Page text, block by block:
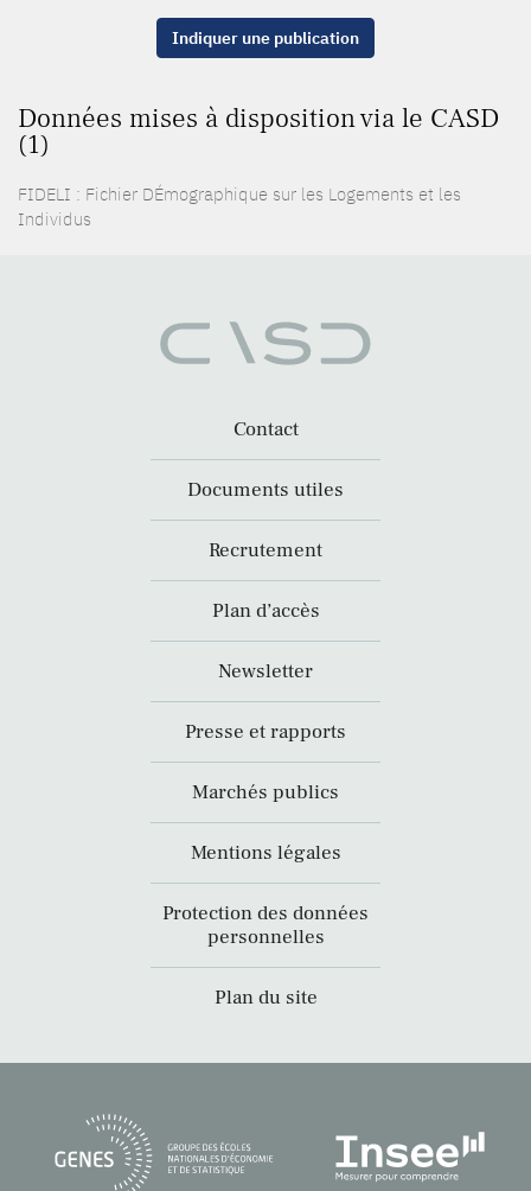
Indiquer une publication
Données mises à disposition via le CASD
(1)
FIDELI : Fichier DÉmographique sur les Logements et les
Individus
Contact
Documents utiles
Recrutement
Plan d’accès
Newsletter
Presse et rapports
Marchés publics
Mentions légales
Protection des données
personnelles
Plan du site